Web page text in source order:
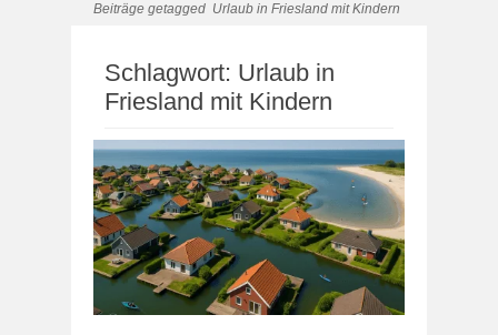
Beiträge getagged Urlaub in Friesland mit Kindern
Schlagwort: Urlaub in
Friesland mit Kindern